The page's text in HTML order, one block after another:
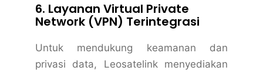
6. Layanan Virtual Private
Network (VPN) Terintegrasi
Untuk mendukung keamanan dan
privasi data, Leosatelink menyediakan